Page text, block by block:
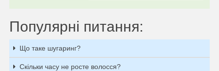
Популярні питання:
Що таке шугаринг?
Скільки часу не росте волосся?